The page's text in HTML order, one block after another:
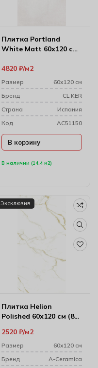
Плитка Portland
White Matt 60х120 см
В наличии (14.4 м2)
4820 ₽ м2
Размер
60х120 см
Бренд
CL KER
Cтрана
Испания
Код
AC51150
В корзину
Эксклюзив
Плитка Helion
Polished 60х120 см (8
2520 ₽ м2
Размер
60х120 см
Бренд
A-Ceramica